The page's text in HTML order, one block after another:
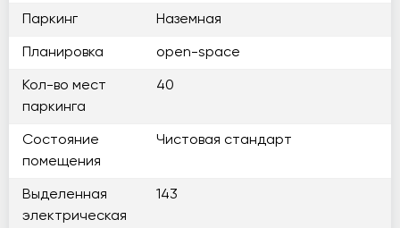
Паркинг Наземная
Планировка open-space
Кол-во мест
паркинга
40
Состояние
помещения
Чистовая стандарт
Выделенная
электрическая
143